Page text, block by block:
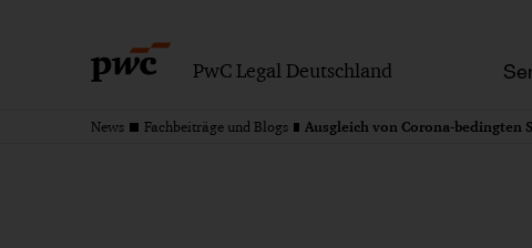
PwC Legal Deutschland
News Fachbeiträge und Blogs